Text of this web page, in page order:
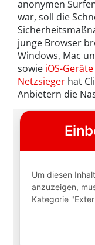
anonymen
war, soll die
junge Browser
Windows, Mac
sowie iOS-Geräte
Netzsieger hat
Anbietern die